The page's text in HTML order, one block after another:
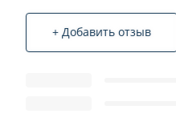
+ Добавить отзыв